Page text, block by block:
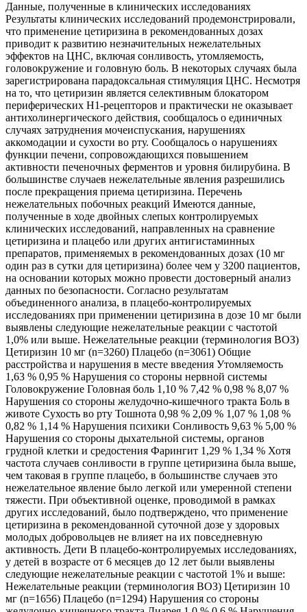
Данные, полученные в клинических исследованиях
Результаты клинических исследований продемонстрировали,
что применение цетиризина в рекомендованных дозах
приводит к развитию незначительных нежелательных
эффектов на ЦНС, включая сонливость, утомляемость,
головокружение и головную боль. В некоторых случаях была
зарегистрирована парадоксальная стимуляция ЦНС. Несмотря
на то, что цетиризин является селективным блокатором
периферических Н1-рецепторов и практически не оказывает
антихолинергического действия, сообщалось о единичных
случаях затруднения мочеиспускания, нарушениях
аккомодации и сухости во рту. Сообщалось о нарушениях
функции печени, сопровождающихся повышением
активности печеночных ферментов и уровня билирубина. В
большинстве случаев нежелательные явления разрешились
после прекращения приема цетиризина. Перечень
нежелательных побочных реакций Имеются данные,
полученные в ходе двойных слепых контролируемых
клинических исследований, направленных на сравнение
цетиризина и плацебо или других антигистаминных
препаратов, применяемых в рекомендованных дозах (10 мг
один раз в сутки для цетиризина) более чем у 3200 пациентов,
на основании которых можно провести достоверный анализ
данных по безопасности. Согласно результатам
объединенного анализа, в плацебо-контролируемых
исследованиях при применении цетиризина в дозе 10 мг были
выявлены следующие нежелательные реакции с частотой
1,0% или выше. Нежелательные реакции (терминология ВОЗ)
Цетиризин 10 мг (n=3260) Плацебо (n=3061) Общие
расстройства и нарушения в месте введения Утомляемость
1,63 % 0,95 % Нарушения со стороны нервной системы
Головокружение Головная боль 1,10 % 7,42 % 0,98 % 8,07 %
Нарушения со стороны желудочно-кишечного тракта Боль в
животе Сухость во рту Тошнота 0,98 % 2,09 % 1,07 % 1,08 %
0,82 % 1,14 % Нарушения психики Сонливость 9,63 % 5,00 %
Нарушения со стороны дыхательной системы, органов
грудной клетки и средостения Фарингит 1,29 % 1,34 % Хотя
частота случаев сонливости в группе цетиризина была выше,
чем таковая в группе плацебо, в большинстве случаев это
нежелательное явление было легкой или умеренной степени
тяжести. При объективной оценке, проводимой в рамках
других исследований, было подтверждено, что применение
цетиризина в рекомендованной суточной дозе у здоровых
молодых добровольцев не влияет на их повседневную
активность. Дети В плацебо-контролируемых исследованиях,
у детей в возрасте от 6 месяцев до 12 лет были выявлены
следующие нежелательные реакции с частотой 1% и выше:
Нежелательные реакции (терминология ВОЗ) Цетиризин 10
мг (n=1656) Плацебо (n=1294) Нарушения со стороны